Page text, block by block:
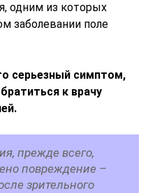
одним из которых
заболевании поле
серьезный симптом,
к врачу
прежде всего,
повреждение –
зрительного